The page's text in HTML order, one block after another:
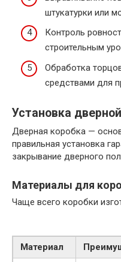
штукатурки или
Контроль
строительным
Обработка
средствами для
Установка
Дверная коробка —
правильная установка
закрывание дверного
Материалы для
Чаще всего коробки
Материал